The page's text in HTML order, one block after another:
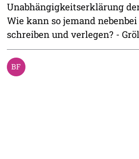
Unabhängigkeitserklärung
Wie kann so jemand
schreiben und verlegen? -